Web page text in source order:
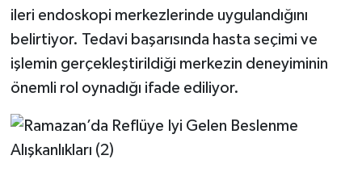
ileri endoskopi merkezlerinde uygulandığını
belirtiyor. Tedavi başarısında hasta seçimi ve
işlemin gerçekleştirildiği merkezin deneyiminin
önemli rol oynadığı ifade ediliyor.